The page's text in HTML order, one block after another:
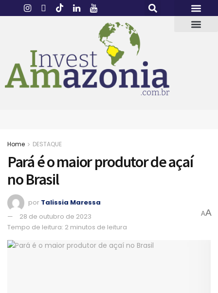
Home DESTAQUE
Pará é o maior produtor de açaí
no Brasil
por Talissia Maressa
28 de outubro de 2023
Tempo de leitura: 2 minutos de leitura
AA